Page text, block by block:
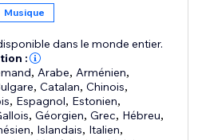
Musique
dans le monde entier.
:
, Arabe, Arménien,
,Catalan,Chinois,
, Espagnol, Estonien,
,Géorgien,Grec, Hébreu,
, Islandais, Italien,